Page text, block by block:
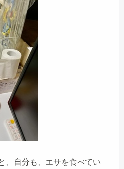
、自分も、エサを食べてい